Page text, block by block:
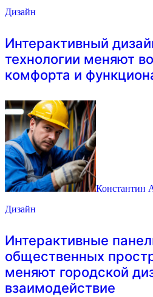
Дизайн
Интерактивный
технологии меняют
комфорта и
Константин
Дизайн
Интерактивные
общественных
меняют городской
взаимодействие